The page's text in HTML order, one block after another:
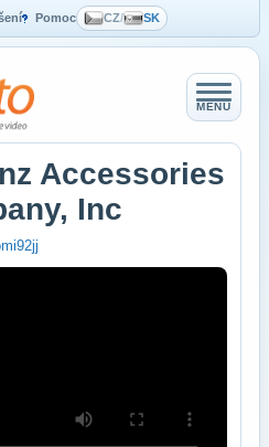
Pomoc CZ/ SK
MENU
Accessories
Inc